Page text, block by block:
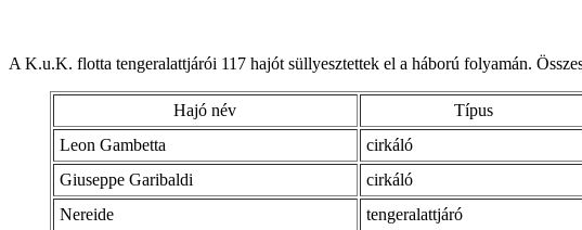
A K.u.K. flotta tengeralattjárói 117 hajót süllyesztettek el a háború folyamán.
Hajó név Típus
Leon Gambetta
cirkáló
Giuseppe Garibaldi
cirkáló
Nereide
tengeralattjáró